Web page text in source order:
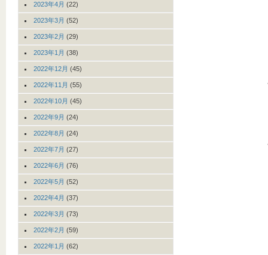
2023年4月 (22)
2023年3月 (52)
2023年2月 (29)
2023年1月 (38)
2022年12月 (45)
2022年11月 (55)
2022年10月 (45)
2022年9月 (24)
2022年8月 (24)
2022年7月 (27)
2022年6月 (76)
2022年5月 (52)
2022年4月 (37)
2022年3月 (73)
2022年2月 (59)
2022年1月 (62)